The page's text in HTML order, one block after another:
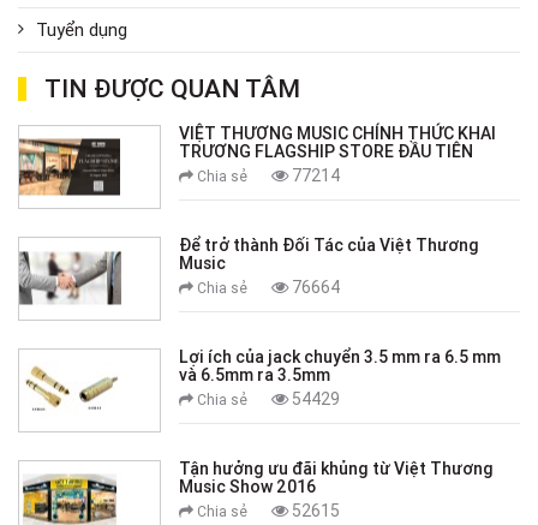
Tuyển dụng
TIN ĐƯỢC QUAN TÂM
VIỆT THƯƠNG MUSIC CHÍNH THỨC KHAI
TRƯƠNG FLAGSHIP STORE ĐẦU TIÊN
Chia sẻ 77214
Để trở thành Đối Tác của Việt Thương
Music
Chia sẻ 76664
Lợi ích của jack chuyển 3.5 mm ra 6.5 mm
và 6.5mm ra 3.5mm
Chia sẻ 54429
Tận hưởng ưu đãi khủng từ Việt Thương
Music Show 2016
Chia sẻ 52615